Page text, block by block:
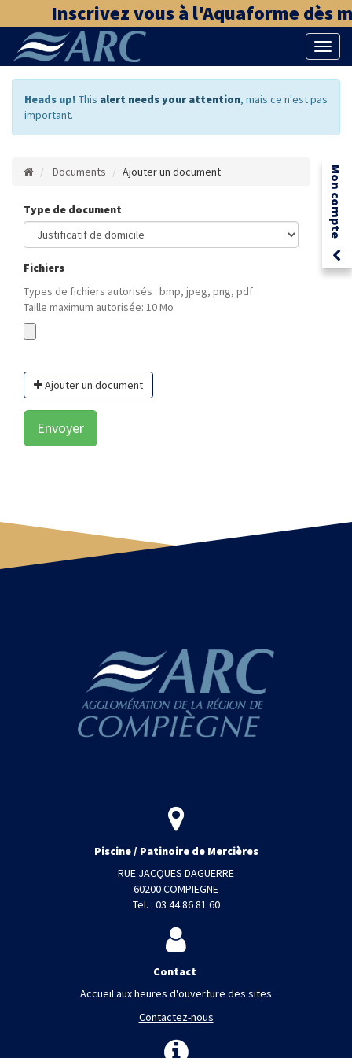
Inscrivez vous à l'Aquaforme dès
la
Heads up! This alert needs your attention, mais ce n'est pas
important.
Mon compte
Documents Ajouter un document
Type de document
Fichiers
Types de fichiers autorisés : bmp, jpeg, png, pdf
Taille maximum autorisée: 10 Mo
Ajouter un document
Envoyer
Piscine / Patinoire de Mercières
RUE JACQUES DAGUERRE
60200 COMPIEGNE
Tel. : 03 44 86 81 60
Contact
Accueil aux heures d'ouverture des sites
Contactez-nous